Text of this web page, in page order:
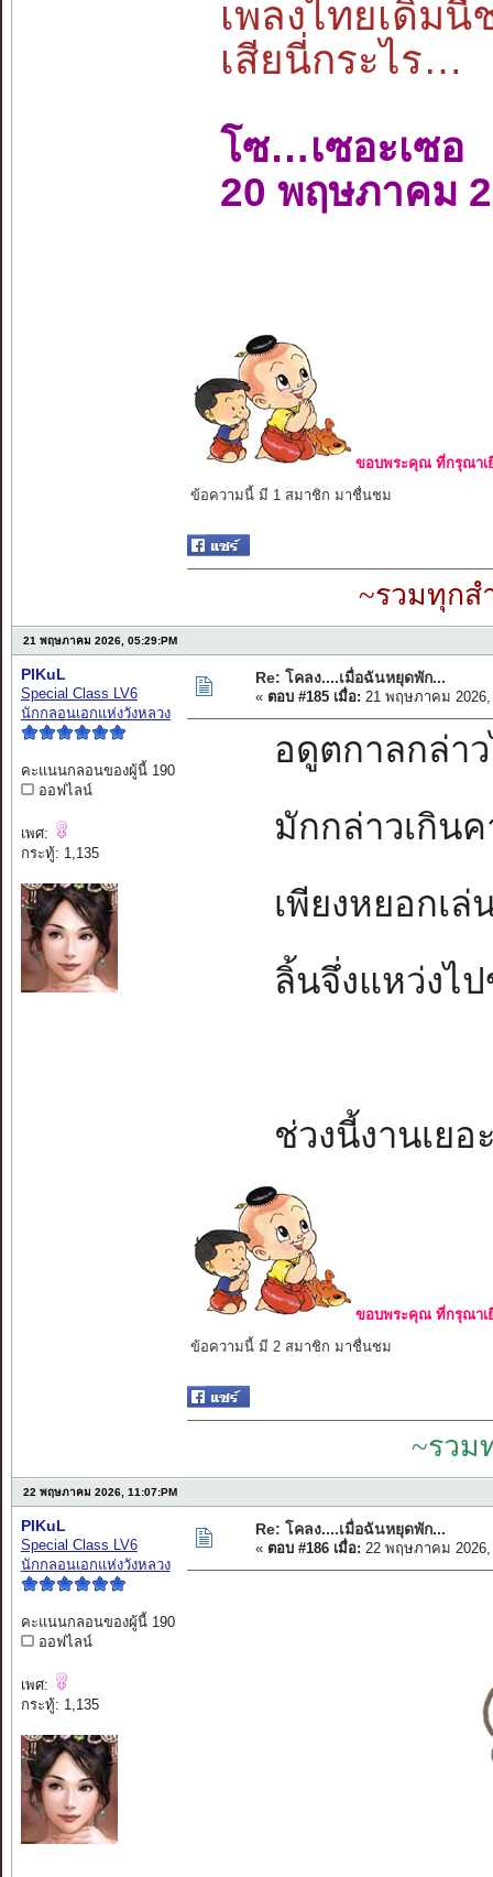
เพลงไทยเดิม
เสียนี่กระไร…
โซ…เซอะเซอ
20 พฤษภาคม
ขอบพระคุณ ที่กรุณาเ
ข้อความนี้ มี 1 สมาชิก มาชื่นชม
~รวมทุกส
21 พฤษภาคม 2026, 05:29:PM
PIKuL
Special Class LV6
นักกลอนเอกแห่งวังหลวง
คะแนนกลอนของผู้นี้ 190
ออฟไลน์
เพศ:
กระทู้: 1,135
Re: โคลง....เมื่อฉันหยุดพัก...
« ตอบ #185 เมื่อ: 21 พฤษภาคม 2026,
อดูตกาลกล่าว
มักกล่าวเกิน
เพียงหยอกเล่
ลิ้นจึ่งแหว่งไ
ช่วงนี้งานเย
ขอบพระคุณ ที่กรุณาเ
ข้อความนี้ มี 2 สมาชิก มาชื่นชม
~รวม
22 พฤษภาคม 2026, 11:07:PM
PIKuL
Special Class LV6
นักกลอนเอกแห่งวังหลวง
คะแนนกลอนของผู้นี้ 190
ออฟไลน์
เพศ:
กระทู้: 1,135
Re: โคลง....เมื่อฉันหยุดพัก...
« ตอบ #186 เมื่อ: 22 พฤษภาคม 2026,